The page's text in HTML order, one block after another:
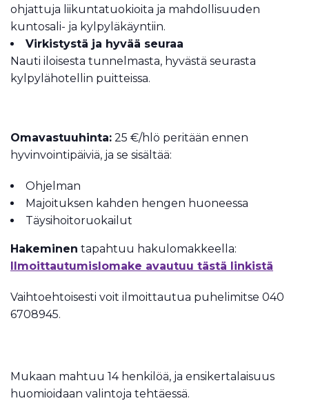
ohjattuja liikuntatuokioita ja mahdollisuuden
kuntosali- ja kylpyläkäyntiin.
Virkistystä ja hyvää seuraa
Nauti iloisesta tunnelmasta, hyvästä seurasta
kylpylähotellin puitteissa.
Omavastuuhinta: 25 €/hlö peritään ennen
hyvinvointipäiviä, ja se sisältää:
Ohjelman
Majoituksen kahden hengen huoneessa
Täysihoitoruokailut
Hakeminen tapahtuu hakulomakkeella:
Ilmoittautumislomake avautuu tästä linkistä
Vaihtoehtoisesti voit ilmoittautua puhelimitse 040
6708945.
Mukaan mahtuu 14 henkilöä, ja ensikertalaisuus
huomioidaan valintoja tehtäessä.